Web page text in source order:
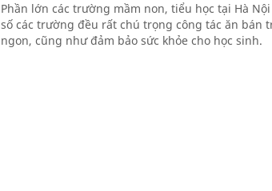
Phần lớn các trường mầm non, tiểu học tại Hà
số các trường đều rất chú trọng công tác ăn bán
ngon, cũng như đảm bảo sức khỏe cho học sinh.